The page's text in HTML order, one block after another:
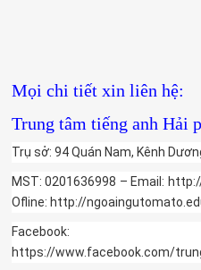
Mọi chi tiết xin liên hệ:
Trung tâm tiếng anh Hải
Trụ sở: 94 Quán Nam, Kênh
MST: 0201636998 – Email:
Ofline: http://
Facebook:
https://www.facebook.com/